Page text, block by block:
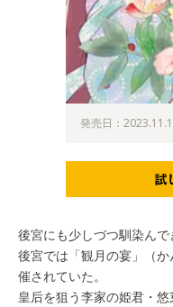
発売日：
後宮にも少しづつ馴染んで
後宮では「観月の宴」（
催されていた。
皇后を狙う李家の姫君・